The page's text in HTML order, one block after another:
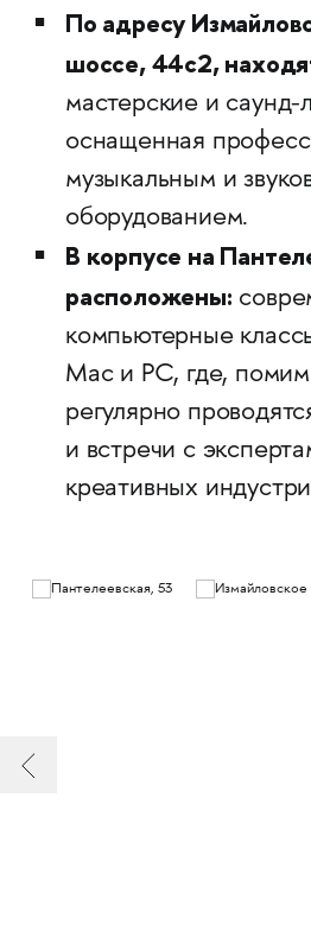
По адресу
шоссе, 44с2,
мастерские и саунд-
оснащенная
музыкальным и
оборудованием.
В корпусе на
расположены:
компьютерные
Mac и PC, где,
регулярно
и встречи с
креативных